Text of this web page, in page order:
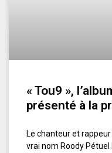
« Tou9 »,
présenté à la
Le chanteur et
vrai nom Roody